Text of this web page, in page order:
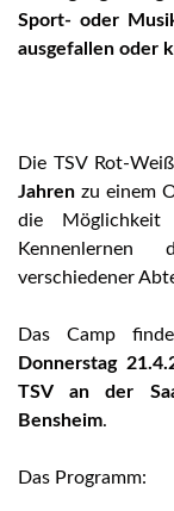
Sport- oder
ausgefallen oder
Die TSV Rot-
Jahren zu einem
die Möglichkeit
verschiedener
Das Camp
Donnerstag
TSV an der
Bensheim.
Das Programm: